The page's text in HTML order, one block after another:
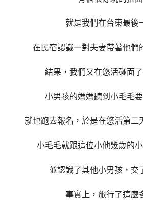
就是我們在台東最後
在民宿認識一對夫妻帶著他們
結果， 我們又在悠活碰面了
小男孩的媽媽聽到小毛毛
就也跑去報名， 於是在悠活第二
小毛毛就跟這位小他幾歲的
並認識了其他小男孩，交
事實上，旅行了這麼